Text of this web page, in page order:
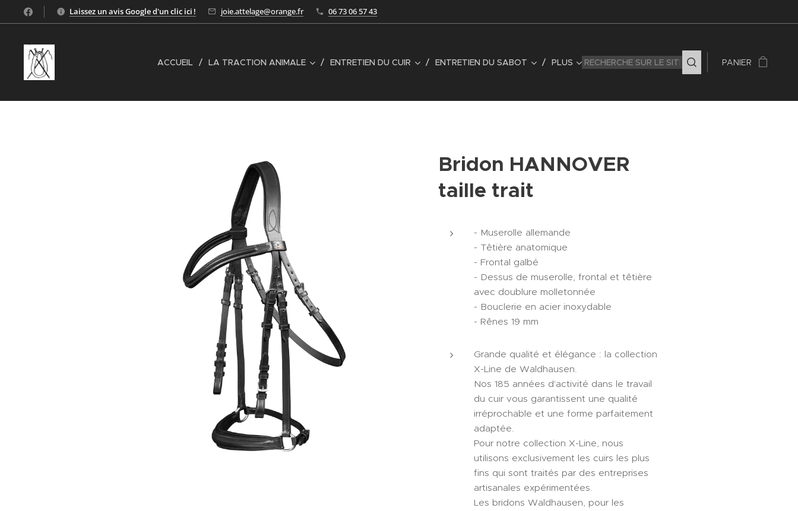
Laissez un avis Google d'un clic ici ! joie.attelage@orange.fr 06 73 06 57 43
ACCUEIL LA TRACTION ANIMALE ENTRETIEN DU CUIR ENTRETIEN DU SABOT PLUS PANIER
Bridon HANNOVER
taille trait
- Muserolle allemande
- Têtière anatomique
- Frontal galbé
- Dessus de muserolle, frontal et têtière
avec doublure molletonnée
- Bouclerie en acier inoxydable
- Rênes 19 mm
Grande qualité et élégance : la collection
X-Line de Waldhausen.
Nos 185 années d'activité dans le travail
du cuir vous garantissent une qualité
irréprochable et une forme parfaitement
adaptée.
Pour notre collection X-Line, nous
utilisons exclusivement les cuirs les plus
fins qui sont traités par des entreprises
artisanales expérimentées.
Les bridons Waldhausen, pour les